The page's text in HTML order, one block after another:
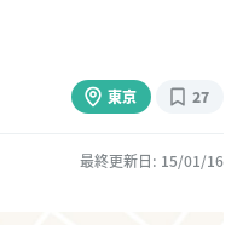
東京 27
最終更新日: 15/01/16